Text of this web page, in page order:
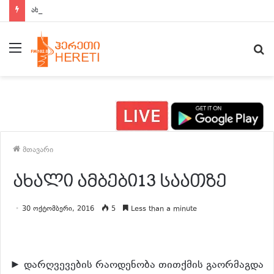
ახალი ამბები 15:00 საათზე
მენიუ
მთავარი
ახალი ამბები13 საათზე
30 ოქტომბერი, 2016 5 Less than a minute
► დარღვევების რაოდენობა თითქმის გაორმაგდა